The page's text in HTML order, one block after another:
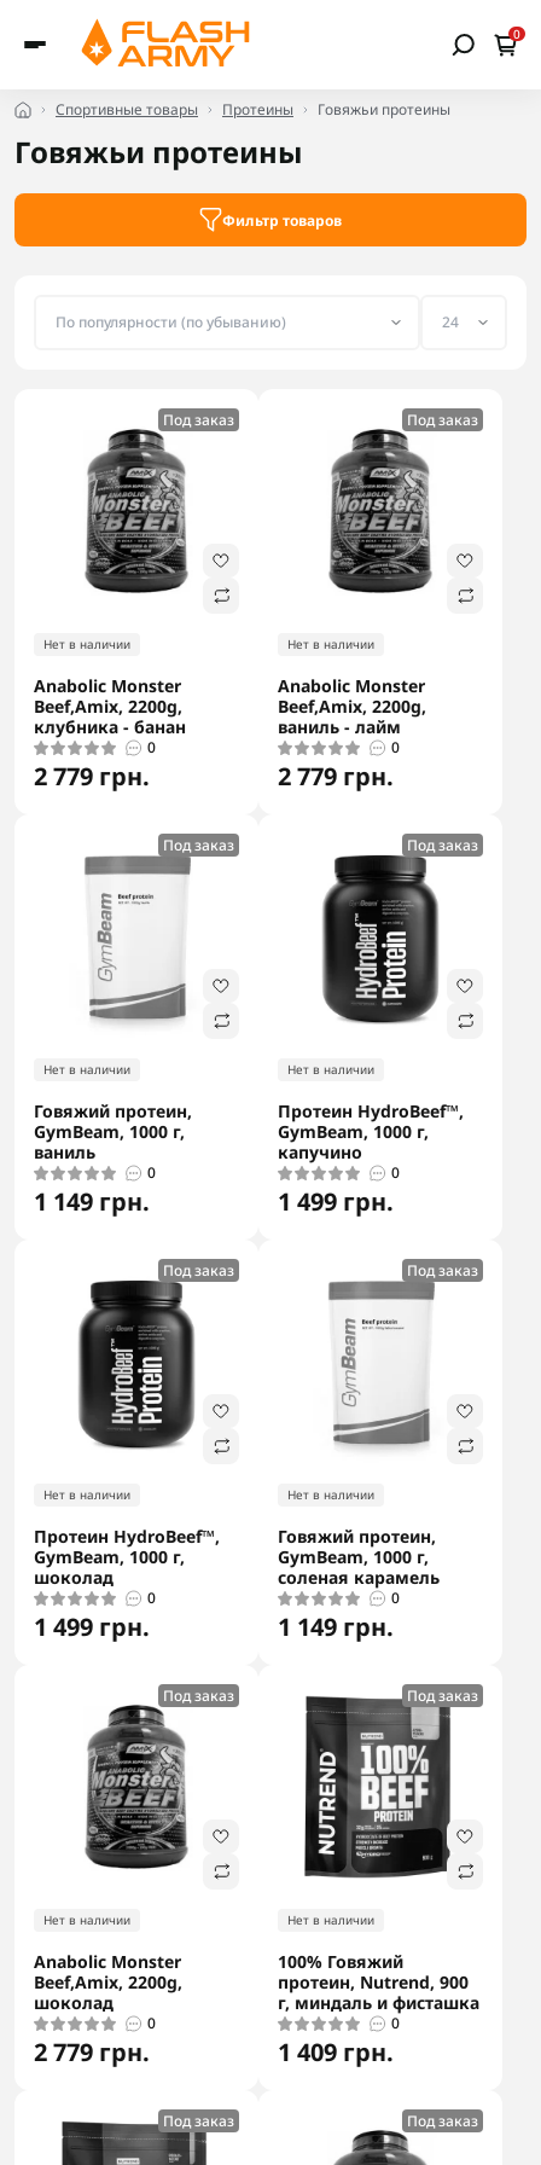
0
Спортивные товары Протеины Говяжьи протеины
Говяжьи протеины
Фильтр товаров
Под заказ
Нет в наличии
Anabolic Monster
Beef,Amix, 2200g,
клубника - банан
0
2 779 грн.
Под заказ
Нет в наличии
Anabolic Monster
Beef,Amix, 2200g,
ваниль - лайм
0
2 779 грн.
Под заказ
Нет в наличии
Говяжий протеин,
GymBeam, 1000 г,
ваниль
0
1 149 грн.
Под заказ
Нет в наличии
Протеин HydroBeef™,
GymBeam, 1000 г,
капучино
0
1 499 грн.
Под заказ
Нет в наличии
Протеин HydroBeef™,
GymBeam, 1000 г,
шоколад
0
1 499 грн.
Под заказ
Нет в наличии
Говяжий протеин,
GymBeam, 1000 г,
соленая карамель
0
1 149 грн.
Под заказ
Нет в наличии
Anabolic Monster
Beef,Amix, 2200g,
шоколад
0
2 779 грн.
Под заказ
Нет в наличии
100% Говяжий
протеин, Nutrend, 900
г, миндаль и фисташка
0
1 409 грн.
Под заказ Под заказ